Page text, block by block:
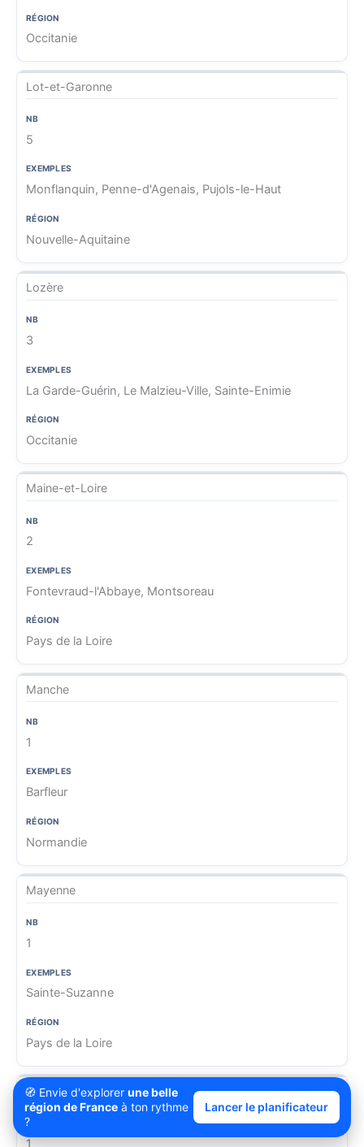
Occitanie
Lot-et-Garonne
5
Monflanquin, Penne-d'Agenais, Pujols-le-Haut
Nouvelle-Aquitaine
Lozère
3
La Garde-Guérin, Le Malzieu-Ville, Sainte-Enimie
Occitanie
Maine-et-Loire
2
Fontevraud-l'Abbaye, Montsoreau
Pays de la Loire
Manche
1
Barfleur
Normandie
Mayenne
1
Sainte-Suzanne
Pays de la Loire
Morbihan
1
🧭 Envie d'explorer une belle
région de France à ton rythme
?
Lancer le planificateur